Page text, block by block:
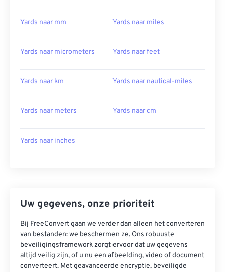
Yards naar mm Yards naar miles
Yards naar micrometers Yards naar feet
Yards naar km Yards naar nautical-miles
Yards naar meters Yards naar cm
Yards naar inches
Uw gegevens, onze prioriteit
Bij FreeConvert gaan we verder dan alleen het converteren
van bestanden: we beschermen ze. Ons robuuste
beveiligingsframework zorgt ervoor dat uw gegevens
altijd veilig zijn, of u nu een afbeelding, video of document
converteert. Met geavanceerde encryptie, beveiligde